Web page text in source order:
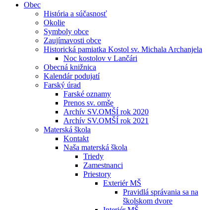
Obec
História a súčasnosť
Okolie
Symboly obce
Zaujímavosti obce
Historická pamiatka Kostol sv. Michala Archanjela
Noc kostolov v Lančári
Obecná knižnica
Kalendár podujatí
Farský úrad
Farské oznamy
Prenos sv. omše
Archív SV.OMŠÍ rok 2020
Archív SV.OMŠÍ rok 2021
Materská škola
Kontakt
Naša materská škola
Triedy
Zamestnanci
Priestory
Exteriér MŠ
Pravidlá správania sa na
školskom dvore